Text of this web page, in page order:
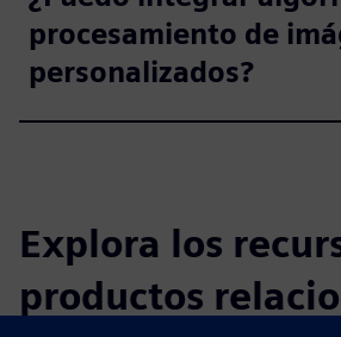
procesamiento de
personalizados?
Explora los
productos